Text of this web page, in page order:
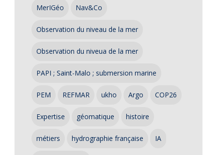
MerIGéo Nav&Co
Observation du niveau de la mer
Observation du niveua de la mer
PAPI ; Saint-Malo ; submersion marine
PEM REFMAR ukho Argo COP26
Expertise géomatique histoire
métiers hydrographie française IA